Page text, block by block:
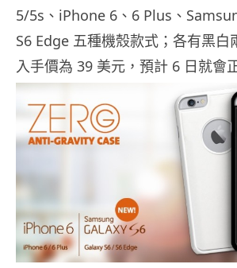
5/5s、iPhone 6、6 Plus、
S6 Edge 五種機殼款式；各有黑白
入手價為 39 美元，預計 6 日就會